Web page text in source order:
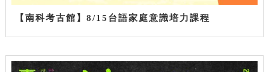
【南科考古館】8/15台語家庭意識培力課程